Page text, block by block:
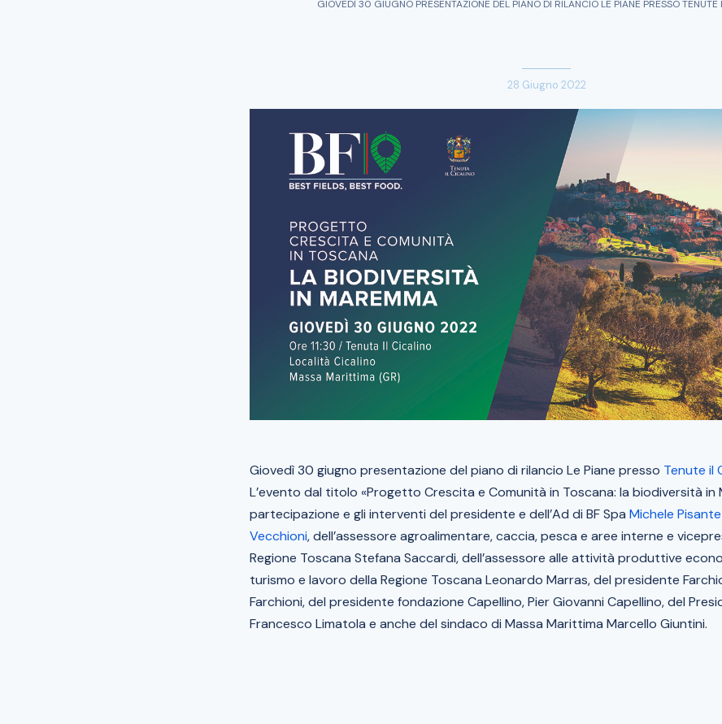
GIOVEDÌ 30 GIUGNO PRESENTAZIONE DEL PIANO DI RILANCIO LE PIANE PRESSO TENUTE
28 Giugno 2022
Giovedì 30 giugno presentazione del piano di rilancio Le Piane presso Tenute il
L’evento dal titolo «Progetto Crescita e Comunità in Toscana: la biodiversità in
partecipazione e gli interventi del presidente e dell’Ad di BF Spa Michele Pisante
Vecchioni, dell’assessore agroalimentare, caccia, pesca e aree interne e
Regione Toscana Stefana Saccardi, dell’assessore alle attività produttive
turismo e lavoro della Regione Toscana Leonardo Marras, del presidente
Farchioni, del presidente fondazione Capellino, Pier Giovanni Capellino, del
Francesco Limatola e anche del sindaco di Massa Marittima Marcello Giuntini.